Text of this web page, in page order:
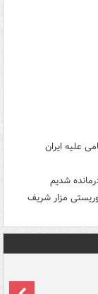
علیه ایران
مزار شریف